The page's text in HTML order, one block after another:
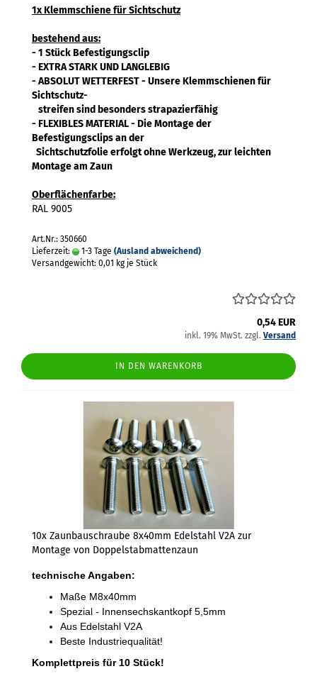
1x Klemmschiene für Sichtschutz
bestehend aus:
- 1 Stück Befestigungsclip
- EXTRA STARK UND LANGLEBIG
- ABSOLUT WETTERFEST - Unsere Klemmschienen für
Sichtschutz-
streifen sind besonders strapazierfähig
- FLEXIBLES MATERIAL - Die Montage der
Befestigungsclips an der
Sichtschutzfolie erfolgt ohne Werkzeug, zur leichten
Montage am Zaun
Oberflächenfarbe:
RAL 9005
Art.Nr.: 350660
Lieferzeit:
1-3 Tage (Ausland abweichend)
Versandgewicht: 0,01 kg je Stück
0,54 EUR
inkl. 19% MwSt. zzgl. Versand
IN DEN WARENKORB
10x Zaunbauschraube 8x40mm Edelstahl V2A zur
Montage von Doppelstabmattenzaun
technische Angaben:
Maße M8x40mm
Spezial - Innensechskantkopf 5,5mm
Aus Edelstahl V2A
Beste Industriequalität!
Komplettpreis für 10 Stück!